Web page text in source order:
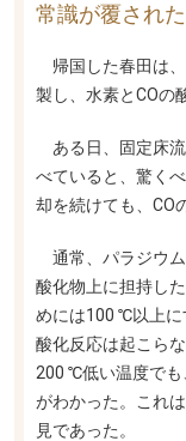
常識が覆された
帰国した春田は
製し、水素とCOの
ある日、固定床流
べていると、驚く
却を続けても、CO
通常、パラジウ
酸化物上に担持し
めには100 ℃以上に
酸化反応は起こら
200 ℃低い温度でも
がわかった。これ
見であった。